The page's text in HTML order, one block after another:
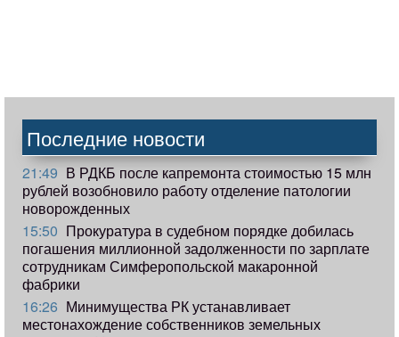
Последние новости
21:49 В РДКБ после капремонта стоимостью 15 млн
рублей возобновило работу отделение патологии
новорожденных
15:50 Прокуратура в судебном порядке добилась
погашения миллионной задолженности по зарплате
сотрудникам Симферопольской макаронной
фабрики
16:26 Минимущества РК устанавливает
местонахождение собственников земельных